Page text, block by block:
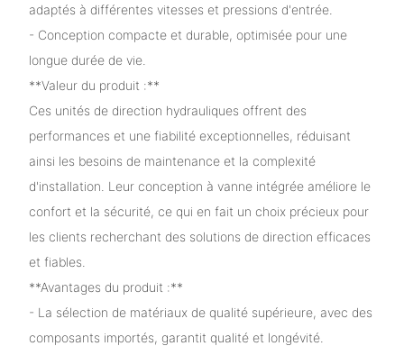
adaptés à différentes vitesses et pressions d'entrée.
- Conception compacte et durable, optimisée pour une
longue durée de vie.
**Valeur du produit :**
Ces unités de direction hydrauliques offrent des
performances et une fiabilité exceptionnelles, réduisant
ainsi les besoins de maintenance et la complexité
d'installation. Leur conception à vanne intégrée améliore le
confort et la sécurité, ce qui en fait un choix précieux pour
les clients recherchant des solutions de direction efficaces
et fiables.
**Avantages du produit :**
- La sélection de matériaux de qualité supérieure, avec des
composants importés, garantit qualité et longévité.